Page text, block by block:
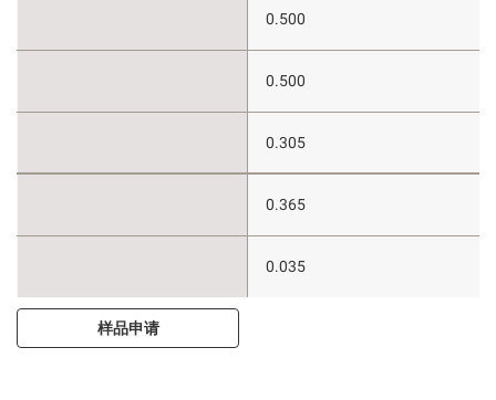
0.500
0.500
0.305
0.365
0.035
样品申请